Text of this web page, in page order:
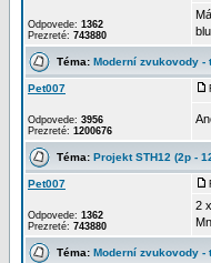
Odpovede: 1362
Prezreté: 743880
Téma: Moderní zvukovody -
Pet007
Odpovede: 3956
Prezreté: 1200676
Téma: Projekt STH12 (2p -
Pet007
Odpovede: 1362
Prezreté: 743880
2
Téma: Moderní zvukovody -